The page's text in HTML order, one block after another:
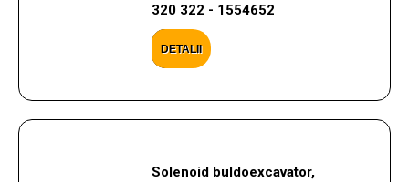
320 322 - 1554652
DETALII
Solenoid buldoexcavator,